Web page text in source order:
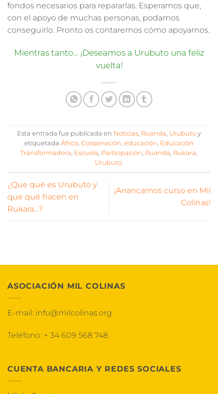
fondos necesarios para repararlas. Esperamos que,
con el apoyo de muchas personas, podamos
conseguirlo. Pronto os contaremos cómo apoyarnos.
Mientras tanto… ¡Deseamos a Urubuto una feliz
vuelta!
Esta entrada fue publicada en Noticias, Ruanda, Urubuto y
etiquetada África, Cooperación, educación, Educación
Transformadora, Escuela, Participación, Ruanda, Rukara,
Urubuto.
¿Que qué es Urubuto y
que qué hacen en
Rukara…?
¡Arrancamos curso en Mil
Colinas!
ASOCIACIÓN MIL COLINAS
E-mail: info@milcolinas.org
Teléfono: + 34 609 568 748
CUENTA BANCARIA Y REDES SOCIALES